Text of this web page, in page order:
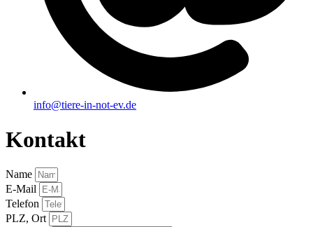
info@tiere-in-not-ev.de
Kontakt
Name
E-Mail
Telefon
PLZ, Ort